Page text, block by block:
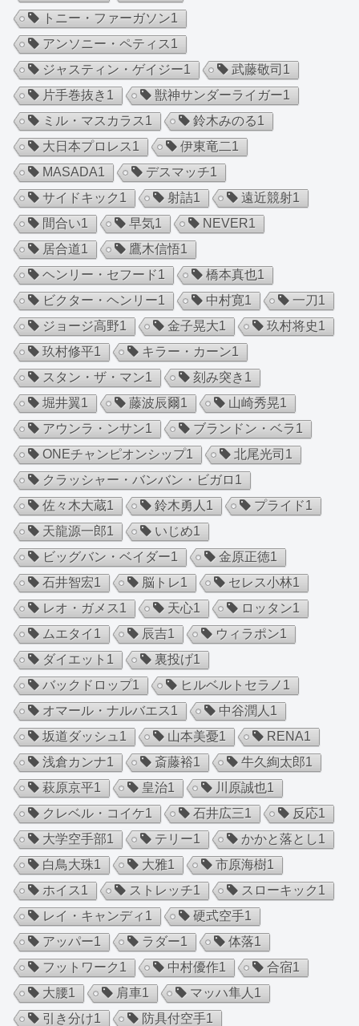
トニー・ファーガソン1
アンソニー・ペティス1
ジャスティン・ゲイジー1 武藤敬司 1
片手巻抜き 1 獣神サンダーライガー1
ミル・マスカラス1 鈴木みのる1
大日本プロレス1 伊東竜二1
MASADA1 デスマッチ1
サイドキック1 射詰1 遠近競射1
間合い1 早気1 NEVER1
居合道1 鷹木信悟1
ヘンリー・セフード1 橋本真也1
ビクター・ヘンリー1 中村寛1 一刀1
ジョージ高野1 金子晃大1 玖村将史1
玖村修平1 キラー・カーン1
スタン・ザ・マン1 刻み突き 1
堀井翼1 藤波辰爾1 山崎秀晃1
アウンラ・ンサン1 ブランドン・ベラ1
ONEチャンピオンシップ1 北尾光司 1
クラッシャー・バンバン・ビガロ 1
佐々木大蔵1 鈴木勇人 1 プライド1
天龍源一郎1 いじめ1
ビッグバン・ベイダー1 金原正徳1
石井智宏1 脳トレ1 セレス小林1
レオ・ガメス1 天心1 ロッタン1
ムエタイ 1 辰吉1 ウィラポン1
ダイエット 1 裏投げ1
バックドロップ1 ヒルベルトセラノ 1
オマール・ナルバエス1 中谷潤人 1
坂道ダッシュ 1 山本美憂1 RENA1
浅倉カンナ1 斎藤裕1 牛久絢太郎1
萩原京平1 皇治1 川原誠也1
クレベル・コイケ1 石井広三1 反応1
大学空手部1 テリー1 かかと落とし1
白鳥大珠1 大雅1 市原海樹1
ホイス1 ストレッチ1 スローキック1
レイ・キャンディ 1 硬式空手1
アッパー1 ラダー1 体落1
フットワーク1 中村優作1 合宿1
大腰1 肩車1 マッハ隼人 1
引き分け1 防具付空手1